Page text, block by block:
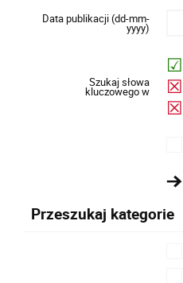
Data publikacji (dd-mm-
yyyy)
Szukaj słowa
kluczowego w
Przeszukaj kategorie